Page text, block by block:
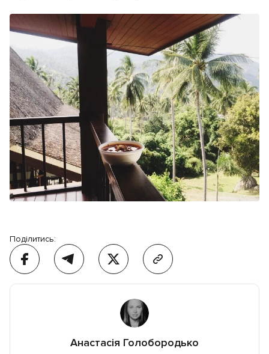
Поділитись:
Анастасія Голобородько